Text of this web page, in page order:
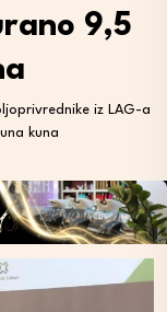
9,5
iz LAG-a
kuna